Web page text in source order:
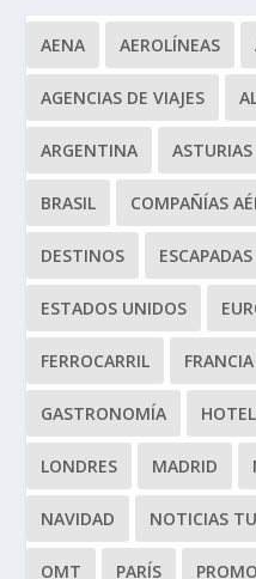
AENA AEROLÍNEAS
AGENCIAS DE VIAJES
ARGENTINA ASTURIAS
BRASIL COMPAÑÍAS
DESTINOS ESCAPADAS
ESTADOS UNIDOS
FERROCARRIL FRANCIA
GASTRONOMÍA
LONDRES MADRID
NAVIDAD NOTICIAS
OMT PARÍS